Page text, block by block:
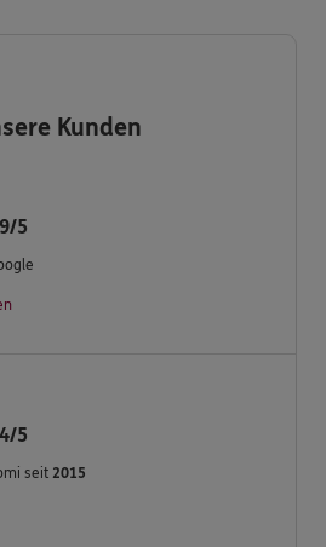
z. B unseren KFZ-
in allen Versicherungs-
Dirk Mutert.
Kunden
/5
/5
seit 2015